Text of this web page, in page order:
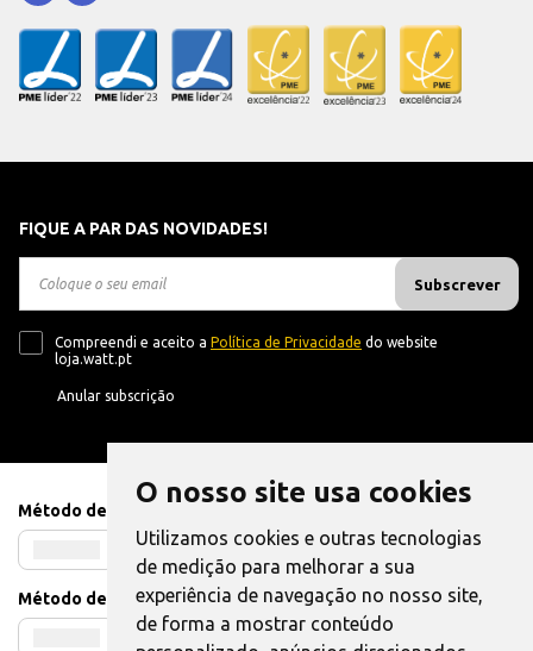
O nosso site usa cookies
Utilizamos cookies e outras tecnologias
de medição para melhorar a sua
experiência de navegação no nosso site,
de forma a mostrar conteúdo
FIQUE A PAR DAS NOVIDADES!
Subscrever
Compreendi e aceito a Política de Privacidade do website
loja.watt.pt
Anular subscrição
Método de Pagamento
Método de Envio